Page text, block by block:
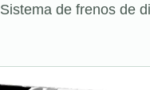
Sistema de frenos de